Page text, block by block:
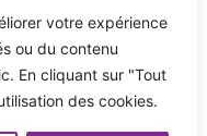
votre expérience
ou du contenu
En cliquant sur "Tout
des cookies.
l'Ohio après la